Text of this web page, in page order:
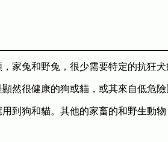
家兔和野兔，很少需要特定的抗狂犬
然很健康的狗或貓，或其來自低危險
到狗和貓。其他的家畜的和野生動